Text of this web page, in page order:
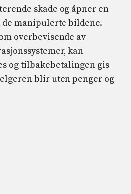
skade og åpner en
de manipulerte bildene.
overbevisende av
kan
og tilbakebetalingen gis
blir uten penger og